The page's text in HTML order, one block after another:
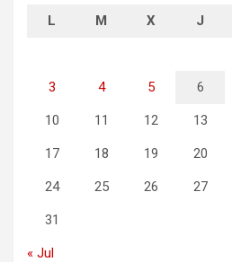
L M X J
3 4 5 6
10 11 12 13
17 18 19 20
24 25 26 27
31
« Jul